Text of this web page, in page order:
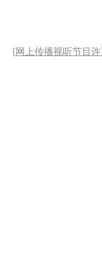
[网上传播视听节目许